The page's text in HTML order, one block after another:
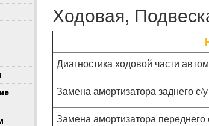
Ходовая,
Диагностика ходовой части
Замена амортизатора заднего с/у
Замена амортизатора переднего